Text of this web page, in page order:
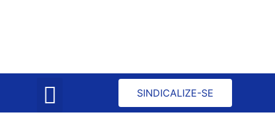
SINDICALIZE-SE